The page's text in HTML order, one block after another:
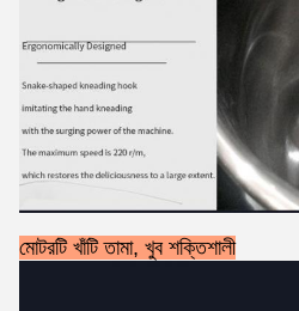
মোটরটি খাঁটি তামা, খুব শক্তিশালী